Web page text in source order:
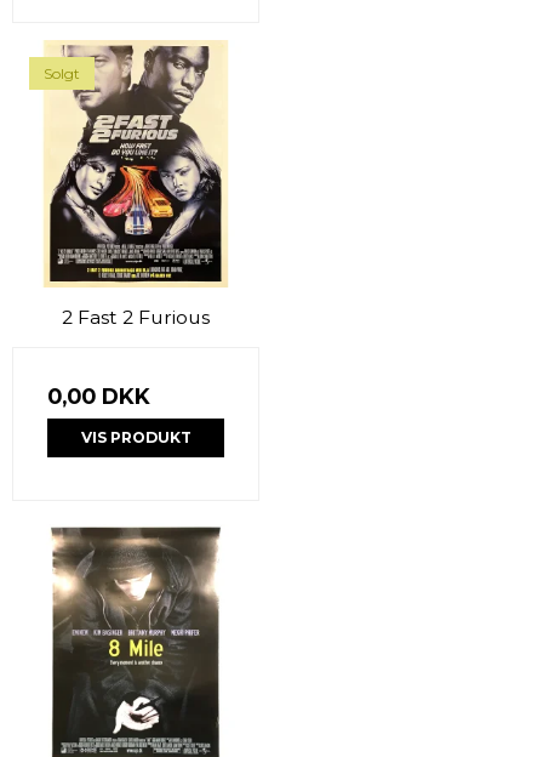
Solgt
2 Fast 2 Furious
0,00 DKK
VIS PRODUKT